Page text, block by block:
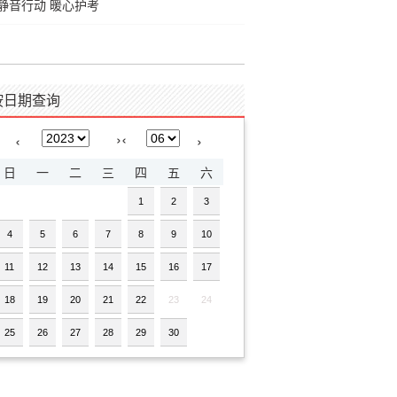
音行动 暖心护考
期查询
‹ ›‹ ›
日 一 二 三 四 五 六
1 2 3
4 5 6 7 8 9 10
11 12 13 14 15 16 17
18 19 20 21 22 23 24
25 26 27 28 29 30